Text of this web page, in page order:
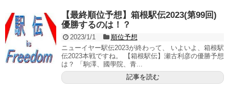
【最終順位予想】箱根駅伝2023(第99回)
優勝するのは！？
2023/1/1
順位予想
ニューイヤー駅伝2023が終わって、 いよいよ、箱根駅
伝2023本戦ですね。 【箱根駅伝】瀬古利彦の優勝予想
は？ 「駒澤、國學院、青...
記事を読む